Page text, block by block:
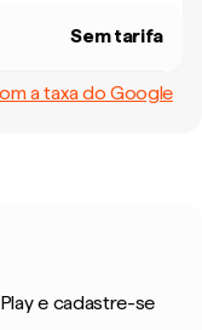
Sem tarifa
a taxa do Google
e cadastre-se